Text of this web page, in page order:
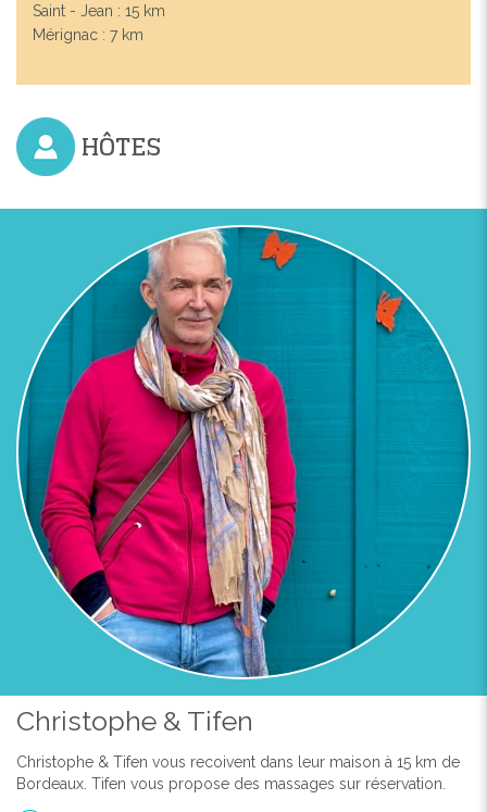
Saint - Jean : 15 km
Mérignac : 7 km
HÔTES
Christophe & Tifen
Christophe & Tifen vous recoivent dans leur maison à 15 km de
Bordeaux. Tifen vous propose des massages sur réservation.